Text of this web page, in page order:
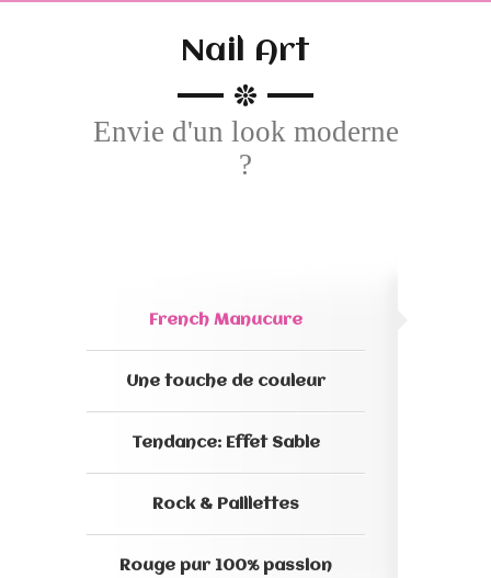
Nail Art
Envie d'un look moderne
?
French Manucure
Une touche de couleur
Tendance: Effet Sable
Rock & Paillettes
Rouge pur 100% passion